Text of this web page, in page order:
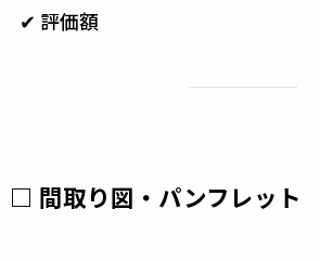
✔ 評価額
□ 間取り図・パンフレット